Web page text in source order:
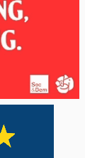
stora
av de